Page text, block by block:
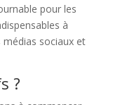
pour les
à
sociaux et
?